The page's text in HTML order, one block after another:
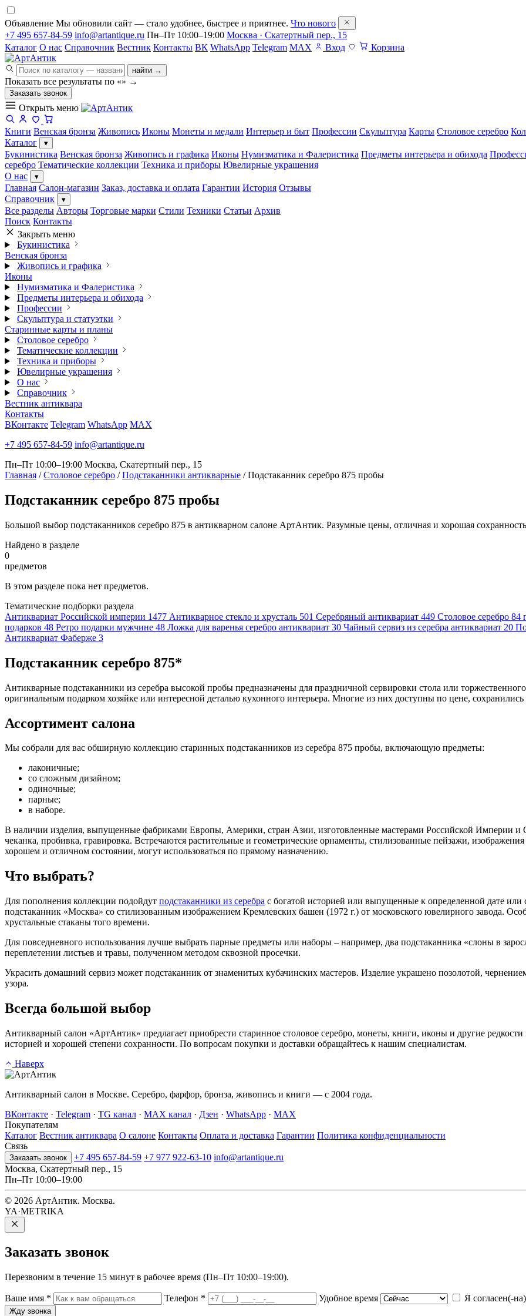
Объявление Мы обновили сайт — стало удобнее, быстрее и приятнее. Что нового
+7 495 657-84-59 info@artantique.ru Пн–Пт 10:00–19:00 Москва · Скатертный пер., 15
Каталог О нас Справочник Вестник Контакты ВК WhatsApp Telegram MAX Вход Корзина
найти →
Показать все результаты по «» →
Заказать звонок
Открыть меню
Книги Венская бронза Живопись Иконы Монеты и медали Интерьер и быт Профессии Скульптура Карты Столовое серебро
Каталог
▾
Букинистика Венская бронза Живопись и графика Иконы Нумизматика и Фалеристика Предметы интерьера и обихода
серебро Тематические коллекции Техника и приборы Ювелирные украшения
О нас
▾
Главная Салон-магазин Заказ, доставка и оплата Гарантии История Отзывы
Справочник
▾
Все разделы Авторы Торговые марки Стили Техники Статьи Архив
Поиск Контакты
Закрыть меню
Букинистика
Венская бронза
Живопись и графика
Иконы
Нумизматика и Фалеристика
Предметы интерьера и обихода
Профессии
Скульптура и статуэтки
Старинные карты и планы
Столовое серебро
Тематические коллекции
Техника и приборы
Ювелирные украшения
О нас
Справочник
Вестник антиквара
Контакты
ВКонтакте Telegram WhatsApp MAX
+7 495 657-84-59 info@artantique.ru
Пн–Пт 10:00–19:00 Москва, Скатертный пер., 15
Главная / Столовое серебро / Подстаканники антикварные / Подстаканник серебро 875 пробы
Подстаканник серебро 875 пробы
Большой выбор подстаканников серебро 875 в антикварном салоне АртАнтик. Разумные цены, отличная и хорошая
Найдено в разделе
0
предметов
В этом разделе пока нет предметов.
Тематические подборки раздела
Антиквариат Российской империи 1477 Антикварное стекло и хрусталь 501 Серебряный антиквариат 449 Столовое серебро 84
подарков 48 Ретро подарки мужчине 48 Ложка для варенья серебро антиквариат 30 Чайный сервиз из серебра антиквариат 20
Антиквариат Фаберже 3
Подстаканник серебро 875*
Антикварные подстаканники из серебра высокой пробы предназначены для праздничной сервировки стола или
оригинальным подарком хозяйке или интересной деталью кухонного интерьера. Многие из них доступны по цене,
Ассортимент салона
Мы собрали для вас обширную коллекцию старинных подстаканников из серебра 875 пробы, включающую предметы:
лаконичные;
со сложным дизайном;
одиночные;
парные;
в наборе.
В наличии изделия, выпущенные фабриками Европы, Америки, стран Азии, изготовленные мастерами Российской Империи и
чеканка, пробивка, гравировка. Встречаются растительные и геометрические орнаменты, стилизованные пейзажи,
хорошем и отличном состоянии, могут использоваться по прямому назначению.
Что выбрать?
Для пополнения коллекции подойдут подстаканники из серебра с богатой историей или выпущенные к определенной дате
подстаканник «Москва» со стилизованным изображением Кремлевских башен (1972 г.) от московского ювелирного завода.
хрустальные стаканы того времени.
Для повседневного использования лучше выбрать парные предметы или наборы – например, два подстаканника «слоны в
переплетении листьев и травы, полученном методом сквозной просечки.
Украсить домашний сервиз может подстаканник от знаменитых кубачинских мастеров. Изделие украшено позолотой,
узора.
Всегда большой выбор
Антикварный салон «АртАнтик» предлагает приобрести старинное столовое серебро, монеты, книги, иконы и другие
историей и хорошей степени сохранности. По вопросам покупки и доставки обращайтесь к нашим специалистам.
Наверх
Антикварный салон в Москве. Серебро, фарфор, бронза, живопись и книги — с 2004 года.
ВКонтакте · Telegram · TG канал · MAX канал · Дзен · WhatsApp · MAX
Покупателям
Каталог Вестник антиквара О салоне Контакты Оплата и доставка Гарантии Политика конфиденциальности
Связь
Заказать звонок +7 495 657-84-59 +7 977 922-63-10 info@artantique.ru
Москва, Скатертный пер., 15
Пн–Пт 10:00–19:00
© 2026 АртАнтик. Москва.
YA·METRIKA
Заказать звонок
Перезвоним в течение 15 минут в рабочее время (Пн–Пт 10:00–19:00).
Ваше имя * Телефон * Удобное время Я согласен(-
Жду звонка